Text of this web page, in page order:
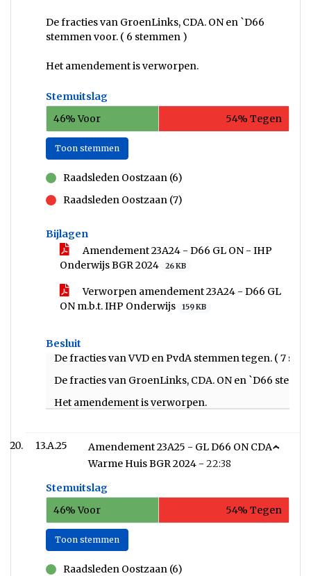
De fracties van GroenLinks, CDA. ON en `D66
stemmen voor. ( 6 stemmen )
Het amendement is verworpen.
Stemuitslag
46% Voor
54% Tegen
Toon stemmen
Raadsleden Oostzaan (6)
Raadsleden Oostzaan (7)
Bijlagen
Amendement 23A24 - D66 GL ON - IHP
Onderwijs BGR 2024
26 KB
Verworpen amendement 23A24 - D66 GL
ON m.b.t. IHP Onderwijs
159 KB
Besluit
De fracties van VVD en PvdA stemmen tegen. ( 7
De fracties van GroenLinks, CDA. ON en `D66
Het amendement is verworpen.
13.A.25
Amendement 23A25 - GL D66 ON CDA -
Warme Huis BGR 2024 - 22:38
Stemuitslag
46% Voor
54% Tegen
Toon stemmen
Raadsleden Oostzaan (6)